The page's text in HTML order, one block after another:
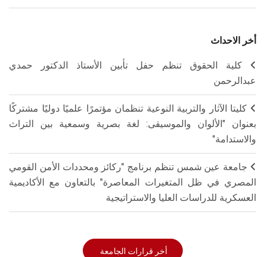
أخر الاحداث
كلية الحقوق تنظم حفل تأبين الأستاذ الدكتور حمدي
عبدالرحمن
كليتا الآثار والتربية النوعية تنظمان مؤتمرًا علميًا دوليًا مشتركًا
بعنوان "الألوان والموسيقى: لغة بصرية وسمعية بين التراث
والاستدامة"
جامعة عين شمس تنظم برنامج "ركائز ومحددات الأمن القومي
المصري في ظل المتغيرات المعاصرة" بالتعاون مع الأكاديمية
العسكرية للدراسات العليا والاستراتيجية
أخر قرارات الجامعة